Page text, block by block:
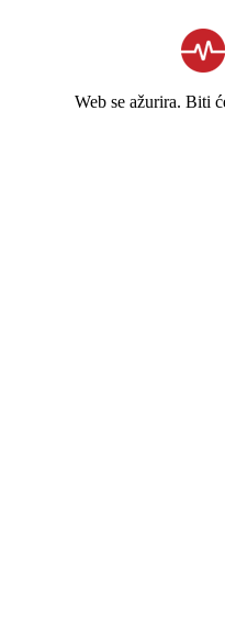
Web se ažurira. Biti